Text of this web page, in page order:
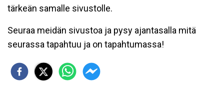
tärkeän samalle sivustolle.
Seuraa meidän sivustoa ja pysy ajantasalla mitä
seurassa tapahtuu ja on tapahtumassa!